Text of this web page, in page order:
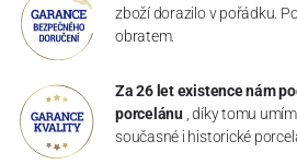
zboží dorazilo v pořádku.
obratem.
Za 26 let existence nám
porcelánu , díky tomu
současné i historické